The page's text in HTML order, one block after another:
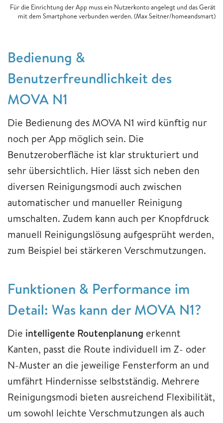
Für die Einrichtung der App muss ein Nutzerkonto angelegt und das Gerät
mit dem Smartphone verbunden werden. (Max Seitner/homeandsmart)
Bedienung &
Benutzerfreundlichkeit des
MOVA N1
Die Bedienung des MOVA N1 wird künftig nur
noch per App möglich sein. Die
Benutzeroberfläche ist klar strukturiert und
sehr übersichtlich. Hier lässt sich neben den
diversen Reinigungsmodi auch zwischen
automatischer und manueller Reinigung
umschalten. Zudem kann auch per Knopfdruck
manuell Reinigungslösung aufgesprüht werden,
zum Beispiel bei stärkeren Verschmutzungen.
Funktionen & Performance im
Detail: Was kann der MOVA N1?
Die intelligente Routenplanung erkennt
Kanten, passt die Route individuell im Z- oder
N-Muster an die jeweilige Fensterform an und
umfährt Hindernisse selbstständig. Mehrere
Reinigungsmodi bieten ausreichend Flexibilität,
um sowohl leichte Verschmutzungen als auch